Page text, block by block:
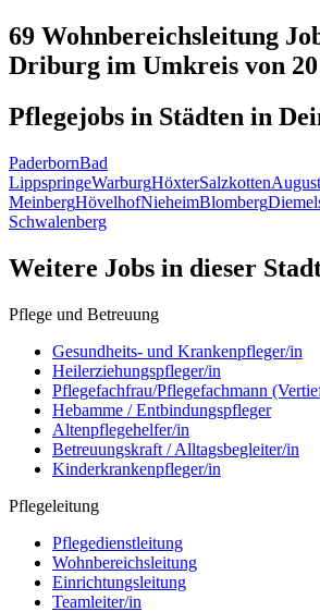
69 Wohnbereichsleitung
Driburg im Umkreis von
Pflegejobs in Städten in
PaderbornBad
LippspringeWarburgHöxterSalzkotten
MeinbergHövelhofNieheimBlomberg
Schwalenberg
Weitere Jobs in dieser
Pflege und Betreuung
Gesundheits- und Krankenpfleger/in
Heilerziehungspfleger/in
Pflegefachfrau/Pflegefachmann
Hebamme / Entbindungspfleger
Altenpflegehelfer/in
Betreuungskraft / Alltagsbegleiter/in
Kinderkrankenpfleger/in
Pflegeleitung
Pflegedienstleitung
Wohnbereichsleitung
Einrichtungsleitung
Teamleiter/in